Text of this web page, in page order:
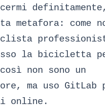
metafora: come
la bicicletta
non sono un
ma uso GitLab
online.